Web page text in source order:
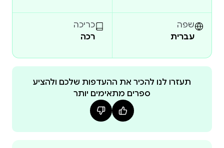
שפה
עברית
כריכה
רכה
תעזרו לנו להכיר את ההעדפות שלכם ולהציע
ספרים מתאימים יותר